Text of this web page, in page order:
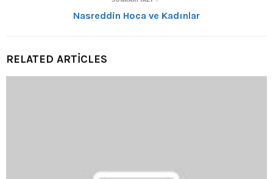
Nasreddin Hoca ve Kadınlar
RELATED ARTICLES